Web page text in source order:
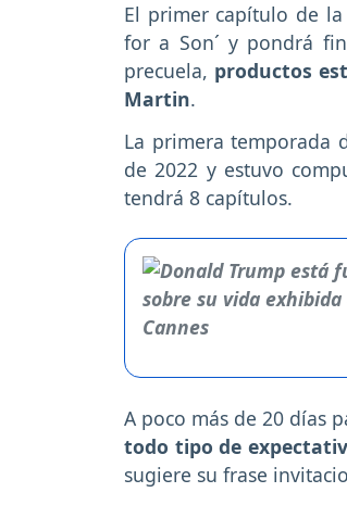
El primer capítulo de la
for a Son´ y pondrá
precuela, productos
Martin.
La primera
de 2022 y estuvo
tendrá 8 capítulos.
A poco más de 20 días
todo tipo de
sugiere su frase